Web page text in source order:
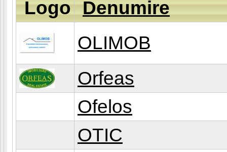
Logo Denumire
OLIMOB
Orfeas
Ofelos
OTIC